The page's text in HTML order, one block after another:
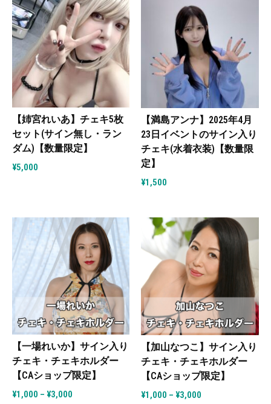
【姉宮れいあ】チェキ5枚
セット(サイン無し・ラン
ダム)【数量限定】
¥5,000
【満島アンナ】2025年4月
23日イベントのサイン入り
チェキ(水着衣装)【数量限
定】
¥1,500
【一場れいか】サイン入り
チェキ・チェキホルダー
【CAショップ限定】
¥1,000 – ¥3,000
【加山なつこ】サイン入り
チェキ・チェキホルダー
【CAショップ限定】
¥1,000 – ¥3,000